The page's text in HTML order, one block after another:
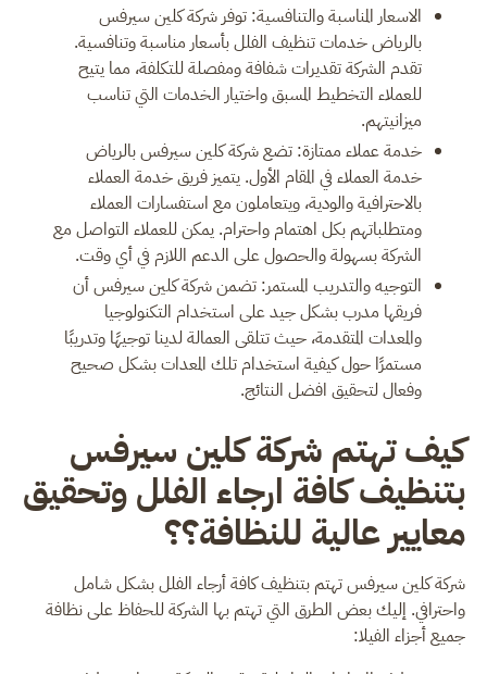
الاسعار المناسبة والتنافسية: توفر شركة كلين سيرفس
بالرياض خدمات تنظيف الفلل بأسعار مناسبة وتنافسية.
تقدم الشركة تقديرات شفافة ومفصلة للتكلفة، مما يتيح
للعملاء التخطيط المسبق واختيار الخدمات التي تناسب
ميزانيتهم.
خدمة عملاء ممتازة: تضع شركة كلين سيرفس بالرياض
خدمة العملاء في المقام الأول. يتميز فريق خدمة العملاء
بالاحترافية والودية، ويتعاملون مع استفسارات العملاء
ومتطلباتهم بكل اهتمام واحترام. يمكن للعملاء التواصل مع
الشركة بسهولة والحصول على الدعم اللازم في أي وقت.
التوجيه والتدريب المستمر: تضمن شركة كلين سيرفس أن
فريقها مدرب بشكل جيد على استخدام التكنولوجيا
والمعدات المتقدمة، حيث تتلقى العمالة لدينا توجيهًا وتدريبًا
مستمرًا حول كيفية استخدام تلك المعدات بشكل صحيح
وفعال لتحقيق افضل النتائج.
كيف تهتم شركة كلين سيرفس
بتنظيف كافة ارجاء الفلل وتحقيق
معايير عالية للنظافة؟؟
شركة كلين سيرفس تهتم بتنظيف كافة أرجاء الفلل بشكل شامل
واحترافي. إليك بعض الطرق التي تهتم بها الشركة للحفاظ على نظافة
جميع أجزاء الفيلا: